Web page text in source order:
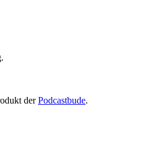
derPodcastbude.